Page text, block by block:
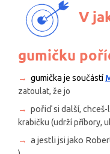
V
gumičku
→ gumičkaje součástí
zatoulat, že jo
→ pořiď si další,
krabičku (udrží příbory,
→ a jestli jsi jako Rob